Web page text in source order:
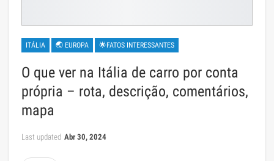
ITÁLIA 🌏 EUROPA 🌟FATOS INTERESSANTES
O que ver na Itália de carro por conta
própria – rota, descrição, comentários,
mapa
Last updated Abr 30, 2024